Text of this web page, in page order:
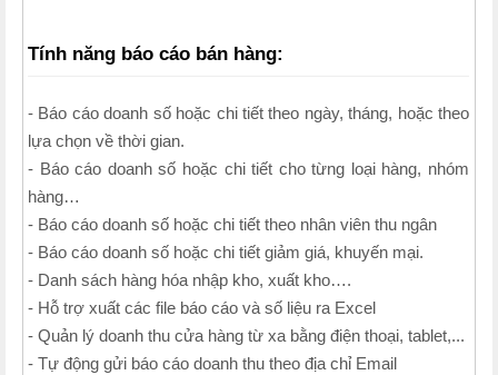
Tính năng báo cáo bán hàng:
- Báo cáo doanh số hoặc chi tiết theo ngày, tháng, hoặc theo
lựa chọn về thời gian.
- Báo cáo doanh số hoặc chi tiết cho từng loại hàng, nhóm
hàng…
- Báo cáo doanh số hoặc chi tiết theo nhân viên thu ngân
- Báo cáo doanh số hoặc chi tiết giảm giá, khuyến mại.
- Danh sách hàng hóa nhập kho, xuất kho….
- Hỗ trợ xuất các file báo cáo và số liệu ra Excel
- Quản lý doanh thu cửa hàng từ xa bằng điện thoại, tablet,...
- Tự động gửi báo cáo doanh thu theo địa chỉ Email